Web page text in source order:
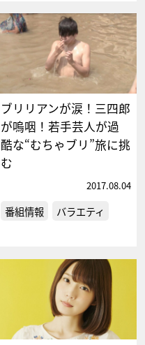
ブリリアンが涙！三四郎
が嗚咽！若手芸人が過
酷な“むちゃブリ”旅に挑
む
2017.08.04
番組情報 バラエティ